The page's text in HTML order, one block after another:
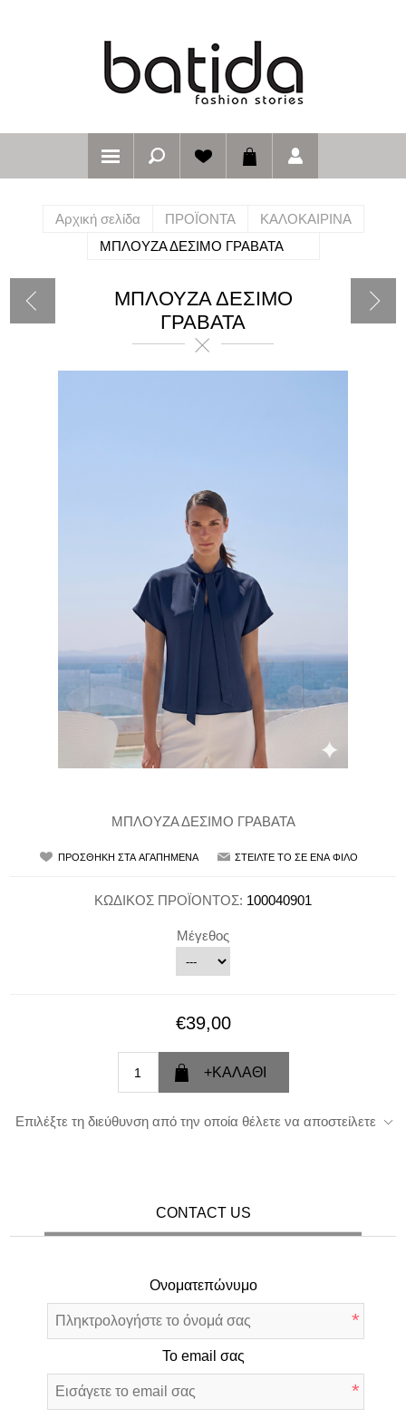
Αρχική σελίδα ΠΡΟΪΟΝΤΑ
ΚΑΛΟΚΑΙΡΙΝΑ
ΜΠΛΟΥΖΑ ΔΕΣΙΜΟ ΓΡΑΒΑΤΑ
ΜΠΛΟΥΖΑ ΔΕΣΙΜΟ
ΓΡΑΒΑΤΑ
ΜΠΛΟΥΖΑ ΔΕΣΙΜΟ ΓΡΑΒΑΤΑ
ΚΩΔΙΚΟΣ ΠΡΟΪΟΝΤΟΣ: 100040901
Μέγεθος
€39,00
Επιλέξτε τη διεύθυνση από την οποία θέλετε να αποστείλετε
CONTACT US
Ονοματεπώνυμο
*
Το email σας
*